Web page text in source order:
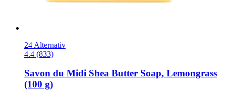
24 Alternativ
4.4 (833)
Savon du Midi Shea Butter Soap, Lemongrass
(100 g)